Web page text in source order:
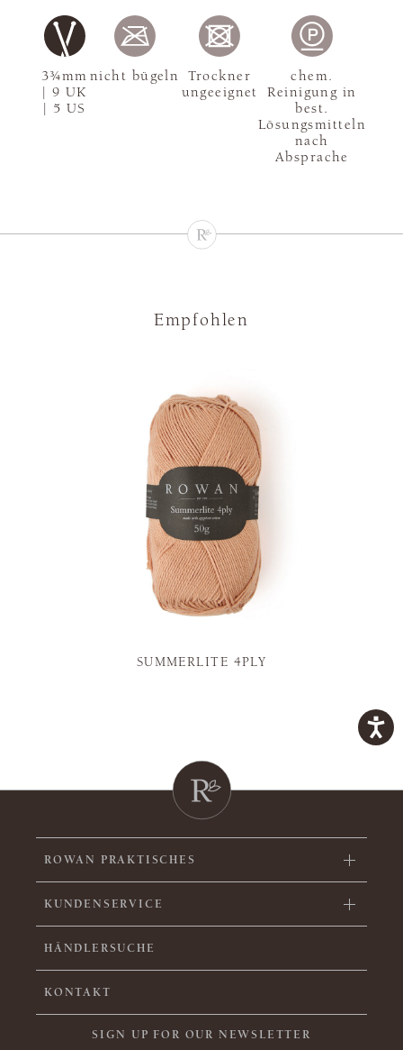
3¾mm
| 9 UK
| 5 US
nicht bügeln
Trockner
ungeeignet
chem.
Reinigung in
best.
Lösungsmitteln
nach
Absprache
Empfohlen
SUMMERLITE 4PLY
ROWAN PRAKTISCHES
KUNDENSERVICE
HÄNDLERSUCHE
KONTAKT
SIGN UP FOR OUR NEWSLETTER